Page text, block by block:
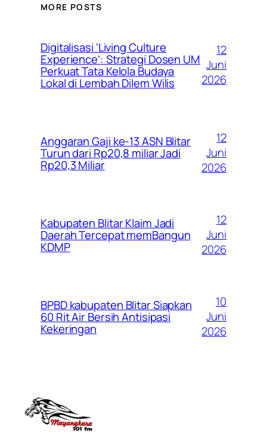
MORE POSTS
Digitalisasi ‘Living Culture
Experience’: Strategi Dosen UM
Perkuat Tata Kelola Budaya
Lokal di Lembah Dilem Wilis
12
Juni
2026
Anggaran Gaji ke-13 ASN Blitar
Turun dari Rp20,8 miliar Jadi
Rp20,3 Miliar
12
Juni
2026
Kabupaten Blitar Klaim Jadi
Daerah Tercepat memBangun
KDMP
12
Juni
2026
BPBD kabupaten Blitar Siapkan
60 Rit Air Bersih Antisipasi
Kekeringan
10
Juni
2026